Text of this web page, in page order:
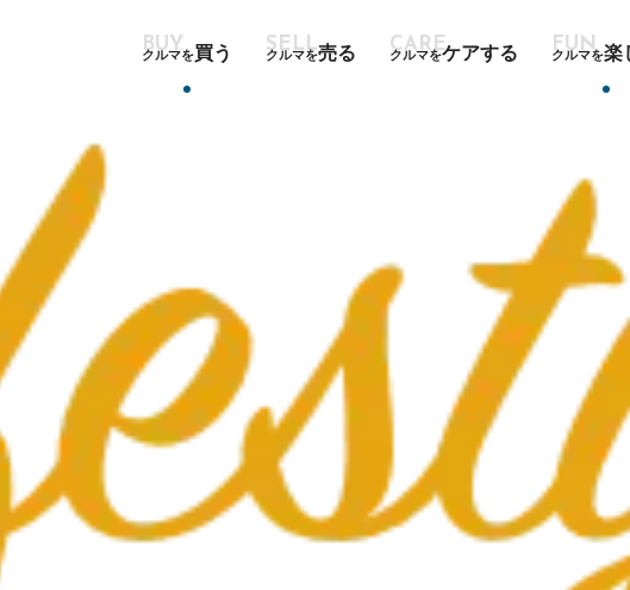
クルマを買う クルマを売る クルマをケアする クルマを楽